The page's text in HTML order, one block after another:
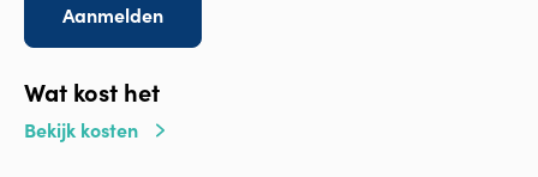
Aanmelden
Wat kost het
Bekijk kosten